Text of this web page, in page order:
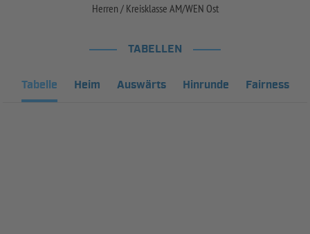
Herren / Kreisklasse AM/WEN Ost
TABELLEN
Tabelle Heim Auswärts Hinrunde Fairness